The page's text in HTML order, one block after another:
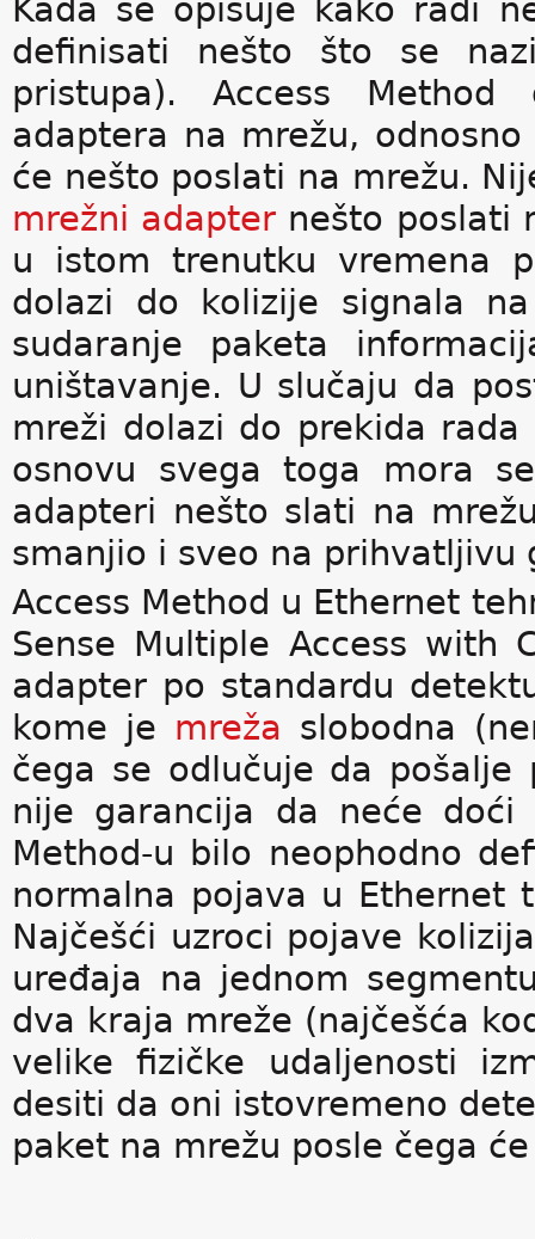
Kada se opisuje kako radi
definisati nešto što se
pristupa). Access
adaptera na mrežu,
će nešto poslati na mrežu.
mrežni adapter nešto poslati
u istom trenutku vremena
dolazi do kolizije signala
sudaranje paketa
uništavanje. U slučaju da
mreži dolazi do prekida
osnovu svega toga mora
adapteri nešto slati na
smanjio i sveo na prihvatljivu
Access Method u Ethernet
Sense Multiple Access with
adapter po standardu
kome je mreža slobodna
čega se odlučuje da
nije garancija da neće
Method-u bilo neophodno
normalna pojava u Ethernet
Najčešći uzroci pojave
uređaja na jednom
dva kraja mreže (najčešća
velike fizičke udaljenosti
desiti da oni istovremeno
paket na mrežu posle čega